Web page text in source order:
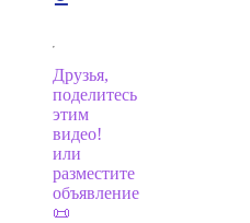
Друзья,
поделитесь
этим
видео!
или
разместите
объявление
📜